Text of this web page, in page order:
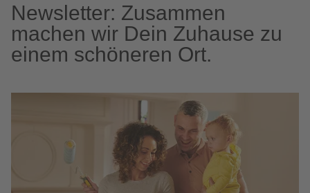
Newsletter: Zusammen
machen wir Dein Zuhause zu
einem schöneren Ort.